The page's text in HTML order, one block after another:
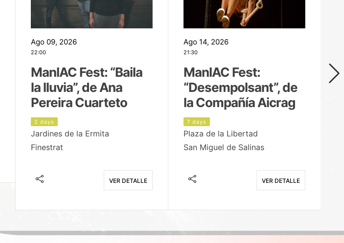
Ago 09, 2026
22:00
ManIAC Fest: “Baila
la lluvia”, de Ana
Pereira Cuarteto
2 days
Jardines de la Ermita
Finestrat
VER DETALLE
Ago 14, 2026
21:30
ManIAC Fest:
“Desempolsant”, de
la Compañía Aicrag
7 days
Plaza de la Libertad
San Miguel de Salinas
VER DETALLE